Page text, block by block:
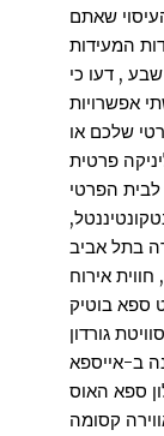
שאתם
המעידות
, דעו כי
אפשרויות
שלכם או
הפרטי
אירוח
גורדון
ספא האוס